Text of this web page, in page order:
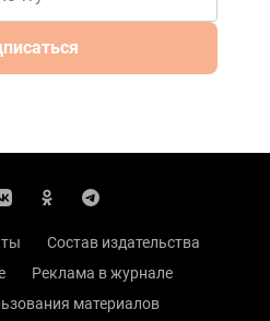
Состав издательства
Реклама в журнале
материалов